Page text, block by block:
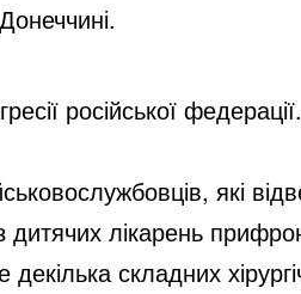
російської
які
дитячих лікарень
складних